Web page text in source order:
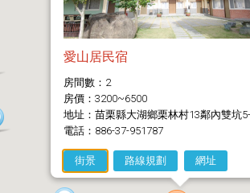
愛山居民宿
房間數：2
房價：3200~6500
地址：苗栗縣大湖鄉栗林村13鄰內雙坑
電話：886-37-951787
街景 路線規劃 網址